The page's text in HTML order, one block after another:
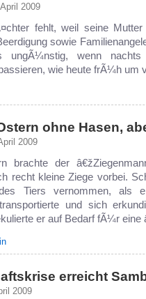
2009
fehlt, weil seine
sowie
ungÃ¼nstig, wenn
wie heute frÃ¼h um
ohne Hasen,
2009
brachte der
recht kleine Ziege vorbei.
Tiers vernommen, als
und sich
er auf Bedarf fÃ¼r
erreicht
2009